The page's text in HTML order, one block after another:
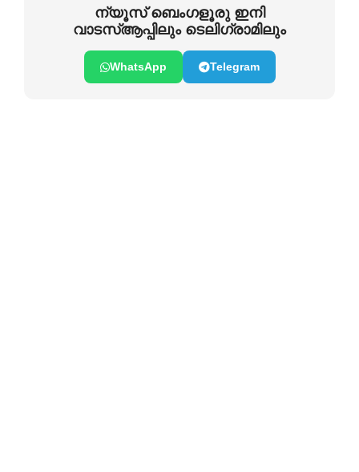
ന്യൂസ് ബെംഗളൂരു ഇനി
വാടസ്ആപ്പിലും ടെലിഗ്രാമിലും
WhatsApp Telegram